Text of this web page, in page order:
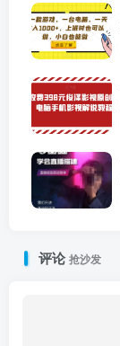
评论抢沙发